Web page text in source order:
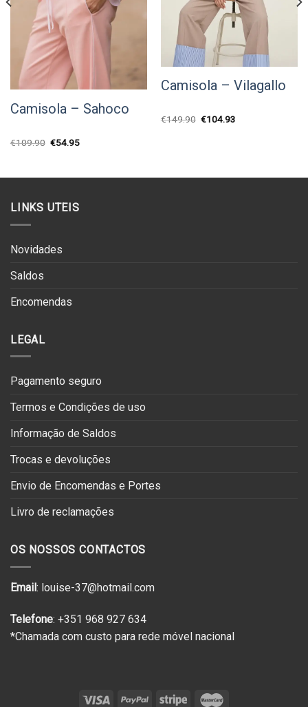
Camisola – Sahoco
€109.90 O
€109.90.
€54.95O
€54.95.
Camisola – Vilagallo
€149.90 O
€104.93O
LINKS UTEIS
Novidades
Saldos
Encomendas
LEGAL
Pagamento seguro
Termos e Condições de uso
Informação de Saldos
Trocas e devoluções
Envio de Encomendas e Portes
Livro de reclamações
OS NOSSOS CONTACTOS
Email: louise-37@hotmail.com
Telefone: +351 968 927 634
*Chamada com custo para rede móvel nacional